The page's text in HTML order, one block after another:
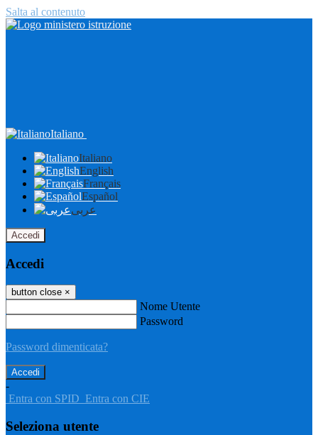
Salta al contenuto
Italiano
Italiano
English
Français
Español
عربى
Accedi
Accedi
button close ×
Nome Utente
Password
Password dimenticata?
-
Entra con SPID Entra con CIE
Seleziona utente